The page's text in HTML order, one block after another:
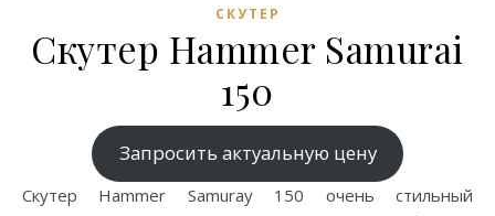
СКУТЕР
Cкутер Hammer Samurai
150
Запросить актуальную цену
Cкутер Hammer Samuray 150 очень стильный